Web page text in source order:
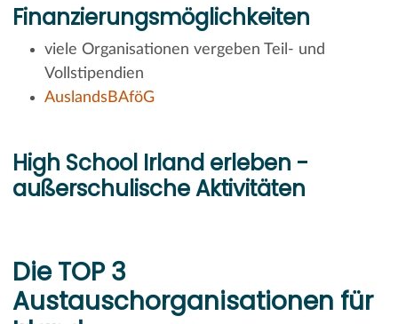
Finanzierungsmöglichkeiten
viele Organisationen vergeben Teil- und
Vollstipendien
AuslandsBAföG
High School Irland erleben -
außerschulische Aktivitäten
Die TOP 3
Austauschorganisationen für